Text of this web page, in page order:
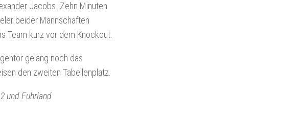
Jacobs. Zehn Minuten
beider Mannschaften
Team kurz vor dem Knockout.
gelang noch das
den zweiten Tabellenplatz.
und Fuhrland